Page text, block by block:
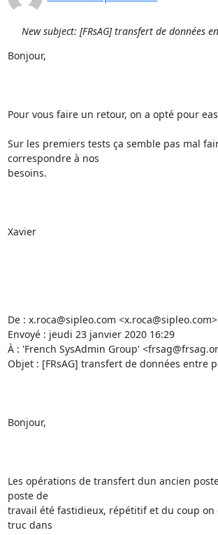
New subject: [FRsAG] transfert de données
Bonjour,
Pour vous faire un retour, on a opté pour
Sur les premiers tests ça semble pas mal
correspondre à nos
besoins.
Xavier
De : x.roca@sipleo.com <x.roca@sipleo.com>
Envoyé : jeudi 23 janvier 2020 16:29
À : 'French SysAdmin Group'
Objet : [FRsAG] transfert de données entre
Bonjour,
Les opérations de transfert dun ancien
poste de
travail été fastidieux, répétitif et du coup
truc dans